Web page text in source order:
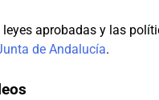
aprobadas y las
de Andalucía.